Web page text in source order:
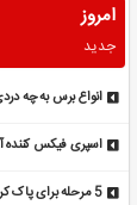
امروز
جدید
انواع برس به چه
اسپری فیکس کننده
5 مرحله برای پاک کردن صحیح آرایش و جوان ماندن صورت